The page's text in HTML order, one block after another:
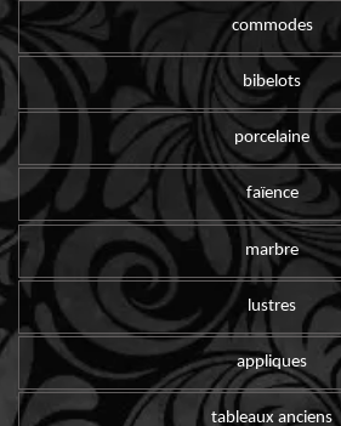
commodes
bibelots
porcelaine
faïence
marbre
lustres
appliques
tableaux anciens